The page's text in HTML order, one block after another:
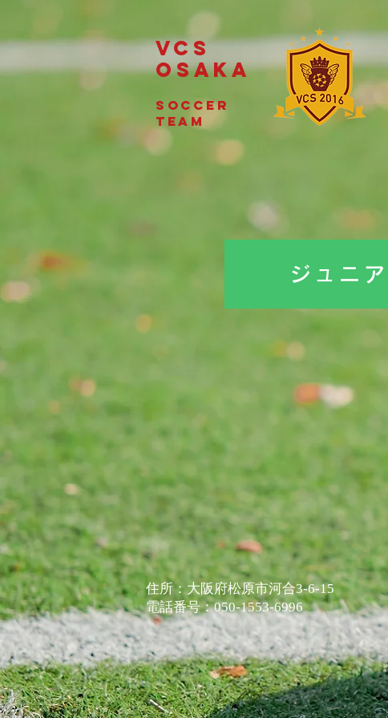
VCS
OSAKA
soccer
team
ジュニア
住所：大阪府松原市河合3-6-15
​電話番号：050-1553-6996